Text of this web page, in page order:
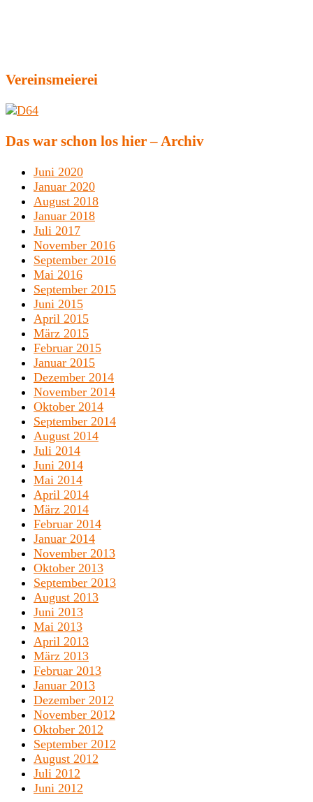
Vereinsmeierei
Das war schon los hier – Archiv
Juni 2020
Januar 2020
August 2018
Januar 2018
Juli 2017
November 2016
September 2016
Mai 2016
September 2015
Juni 2015
April 2015
März 2015
Februar 2015
Januar 2015
Dezember 2014
November 2014
Oktober 2014
September 2014
August 2014
Juli 2014
Juni 2014
Mai 2014
April 2014
März 2014
Februar 2014
Januar 2014
November 2013
Oktober 2013
September 2013
August 2013
Juni 2013
Mai 2013
April 2013
März 2013
Februar 2013
Januar 2013
Dezember 2012
November 2012
Oktober 2012
September 2012
August 2012
Juli 2012
Juni 2012